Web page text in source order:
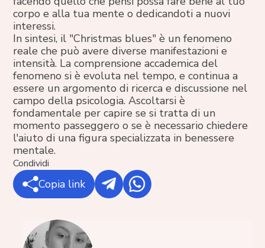
corpo e alla tua mente o dedicandoti a nuovi
interessi.
In sintesi, il "Christmas blues" è un fenomeno
reale che può avere diverse manifestazioni e
intensità. La comprensione accademica del
fenomeno si è evoluta nel tempo, e continua a
essere un argomento di ricerca e discussione nel
campo della psicologia. Ascoltarsi è
fondamentale per capire se si tratta di un
momento passeggero o se è necessario chiedere
l'aiuto di una figura specializzata in benessere
mentale.
Condividi
Copia link